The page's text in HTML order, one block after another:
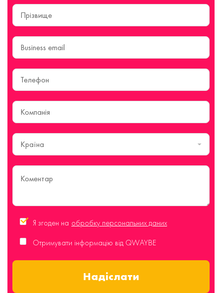
Країна
Я згоден на обробку персональних даних
Отримувати інформацію від QWAYBE
Надіслати